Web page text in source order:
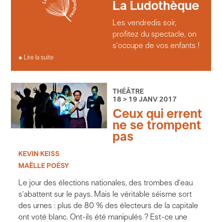
La Ludothèque
Les vendredis soir,
profitez du spectacle, on
s’occupe de vos enfants !
Lire la suite
THÉÂTRE
18 > 19 JANV 2017
Ceux qui errent
ne se trompent
pas
KEVIN KEISS
MAËLLE POÉSY
Le jour des élections nationales, des trombes d’eau
s’abattent sur le pays. Mais le véritable séisme sort
des urnes : plus de 80 % des électeurs de la capitale
ont voté blanc. Ont-ils été manipulés ? Est-ce une